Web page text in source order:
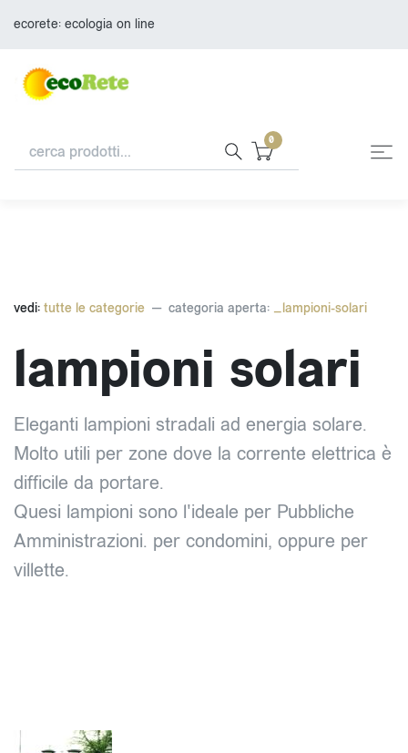
ecorete: ecologia on line
0
vedi: tutte le categorie categoria aperta: _lampioni-solari
lampioni solari
Eleganti lampioni stradali ad energia solare.
Molto utili per zone dove la corrente elettrica è
difficile da portare.
Quesi lampioni sono l'ideale per Pubbliche
Amministrazioni. per condomini, oppure per
villette.